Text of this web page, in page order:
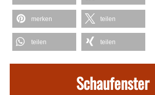
merken teilen
teilen teilen
Schaufenster